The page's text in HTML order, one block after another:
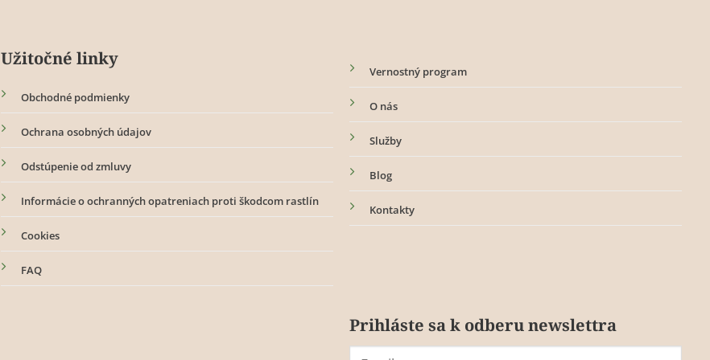
Užitočné linky
Obchodné podmienky
Ochrana osobných údajov
Odstúpenie od zmluvy
Informácie o ochranných opatreniach proti škodcom rastlín
Cookies
FAQ
Vernostný program
O nás
Služby
Blog
Kontakty
Prihláste sa k odberu newslettra